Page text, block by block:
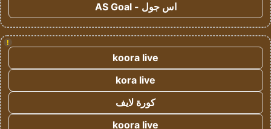
اس جول - AS Goal
!
koora live
kora live
كورة لايف
koora live